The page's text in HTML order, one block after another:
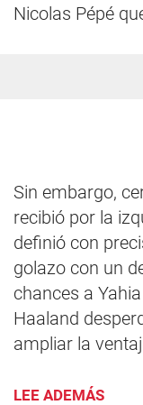
Nicolas Pépé
Sin embargo,
recibió por la
definió con
golazo con un
chances a
Haaland
ampliar la
LEE ADEMÁS